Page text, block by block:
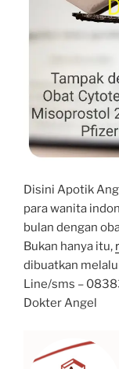
Disini Apotik
para wanita
bulan dengan
Bukan hanya itu,
dibuatkan
Line/sms –
Dokter Angel